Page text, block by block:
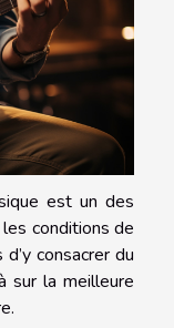
est un des
les conditions de
consacrer du
sur la meilleure